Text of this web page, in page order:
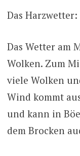
Das Harzwetter:
Das Wetter am
Wolken. Zum
viele Wolken
Wind kommt
und kann in
dem Brocken